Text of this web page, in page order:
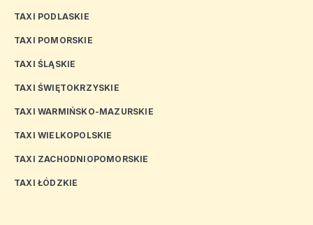
TAXI PODLASKIE
TAXI POMORSKIE
TAXI ŚLĄSKIE
TAXI ŚWIĘTOKRZYSKIE
TAXI WARMIŃSKO-MAZURSKIE
TAXI WIELKOPOLSKIE
TAXI ZACHODNIOPOMORSKIE
TAXI ŁÓDZKIE